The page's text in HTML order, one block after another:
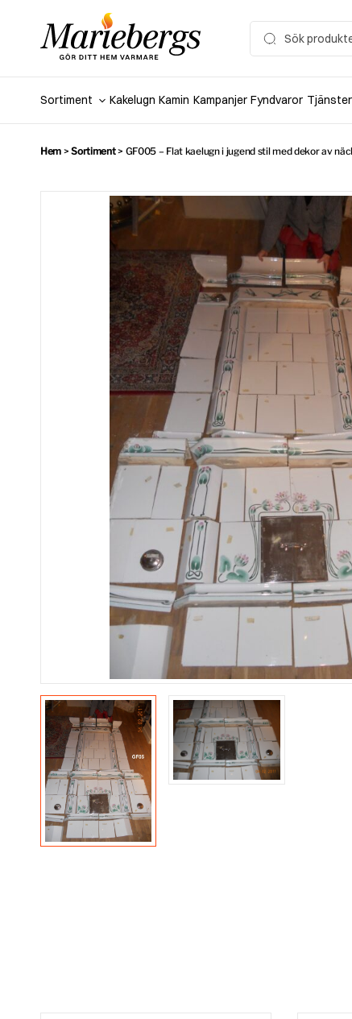
for:
Sortiment Kakelugn Kamin Kampanjer Fyndvaror Tjänster
Hem >Sortiment> GF005 – Flat kaelugn i jugend stil med dekor av